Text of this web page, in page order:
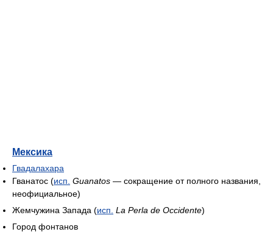
Мексика
Гвадалахара
Гванатос (исп. Guanatos — сокращение от полного названия,
неофициальное)
Жемчужина Запада (исп. La Perla de Occidente)
Город фонтанов